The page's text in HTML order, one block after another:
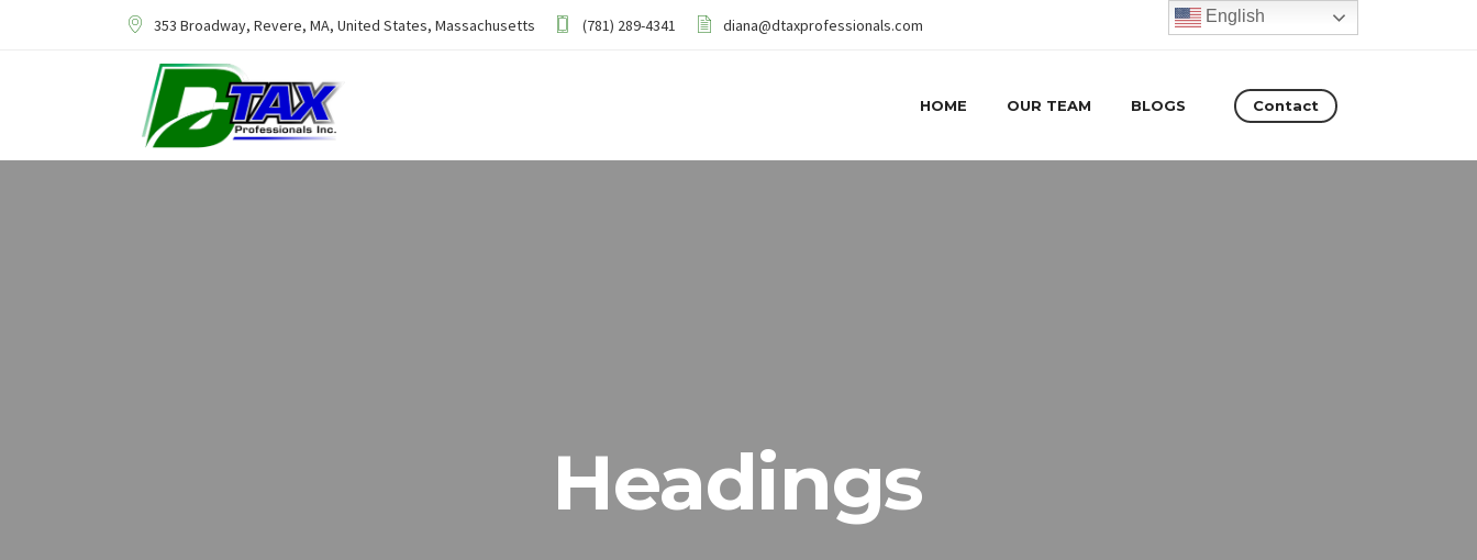
353 Broadway, Revere, MA, United States, Massachusetts (781) 289-4341 diana@dtaxprofessionals.com
HOME OUR TEAM BLOGS Contact
Headings
English